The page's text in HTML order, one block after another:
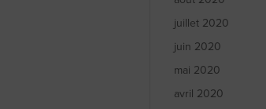
juillet 2020
juin 2020
mai 2020
avril 2020